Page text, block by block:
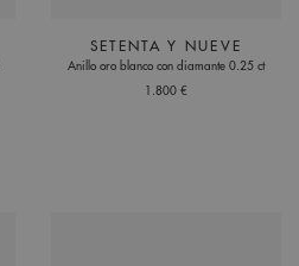
SETENTA Y NUEVE
Anillo oro blanco con diamante 0.25 ct
1.800 €